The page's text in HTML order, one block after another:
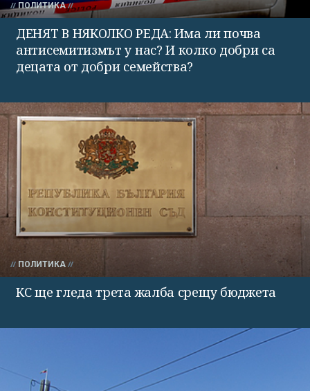
ПОЛИТИКА
ДЕНЯТ В НЯКОЛКО РЕДА: Има ли почва
антисемитизмът у нас? И колко добри са
децата от добри семейства?
ПОЛИТИКА
КС ще гледа трета жалба срещу бюджета